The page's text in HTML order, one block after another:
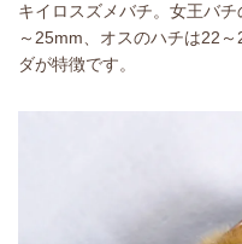
キイロスズメバチ。女王バ
～25mm、オスのハチは22
ダが特徴です。